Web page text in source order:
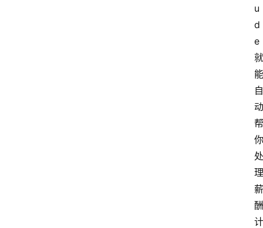
u
d
e
就
能
自
动
帮
你
处
理
薪
酬
计